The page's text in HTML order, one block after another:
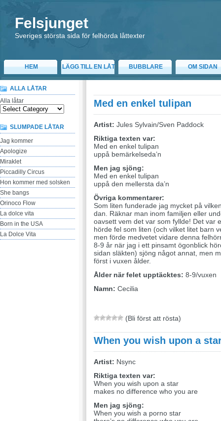
Felsjunget
Sveriges största sida för felhörda låttexter
HEM LÄGG TILL EN LÅT BUBBLARE OM SIDAN
ALLA LÅTAR
Alla låtar
SLUMPADE LÅTAR
Jag kommer
Apologize
Miraklet
Piccadilly Circus
Hon kommer med solsken
She bangs
Orinoco Flow
La dolce vita
Born in the USA
La Dolce Vita
Med en enkel tulipan
Artist: Jules Sylvain/Sven Paddock
Riktiga texten var:
Med en enkel tulipan
uppå bemärkelseda’n
Men jag sjöng:
Med en enkel tulipan
uppå den mellersta da’n
Övriga kommentarer:
Som liten funderade jag mycket på
dan. Räknar man inom familjen eller
oavsett vem det var som fyllde! Det var
hörde fel som liten (och vilket litet barn
men förde medvetet vidare denna
8-9 år när jag i ett pinsamt ögonblick
sidan släkten) sjöng något annat, men
först i vuxen ålder.
Ålder när felet upptäcktes: 8-9/vuxen
Namn: Cecilia
(Bli först att rösta)
When you wish upon a
Artist: Nsync
Riktiga texten var:
When you wish upon a star
makes no difference who you are
Men jag sjöng:
When you wish a porno star